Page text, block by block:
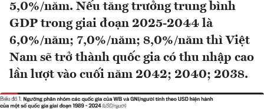
5,0%/năm. Nếu tăng trưởng trung bình
GDP trong giai đoạn 2025-2044 là
6,0%/năm; 7,0%/năm; 8,0%/năm thì Việt
Nam sẽ trở thành quốc gia có thu nhập cao
lần lượt vào cuối năm 2042; 2040; 2038.